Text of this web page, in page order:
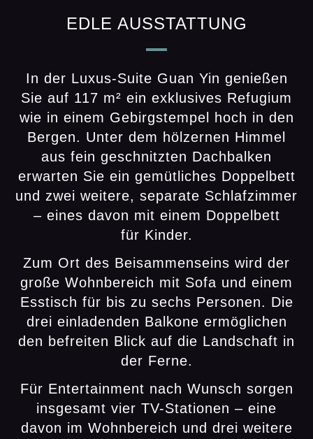
EDLE AUSSTATTUNG
In der Luxus-Suite Guan Yin genießen
Sie auf 117 m² ein exklusives Refugium
wie in einem Gebirgstempel hoch in den
Bergen. Unter dem hölzernen Himmel
aus fein geschnitzten Dachbalken
erwarten Sie ein gemütliches Doppelbett
und zwei weitere, separate Schlafzimmer
– eines davon mit einem Doppelbett
für Kinder.
Zum Ort des Beisammenseins wird der
große Wohnbereich mit Sofa und einem
Esstisch für bis zu sechs Personen. Die
drei einladenden Balkone ermöglichen
den befreiten Blick auf die Landschaft in
der Ferne.
Für Entertainment nach Wunsch sorgen
insgesamt vier TV-Stationen – eine
davon im Wohnbereich und drei weitere